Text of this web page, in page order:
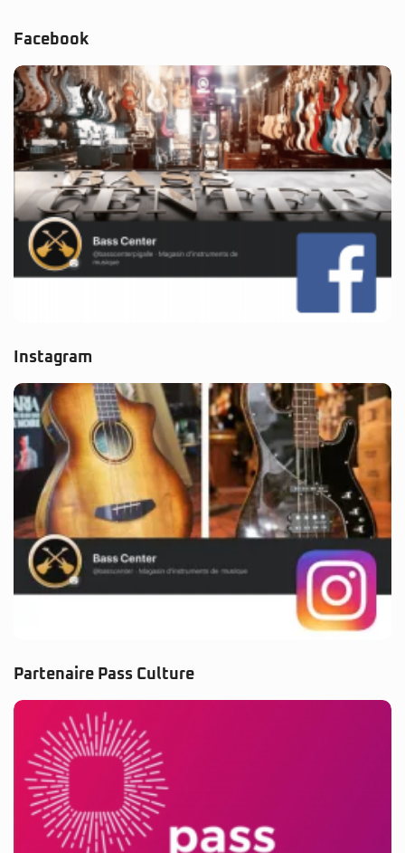
Facebook
Instagram
Partenaire Pass Culture